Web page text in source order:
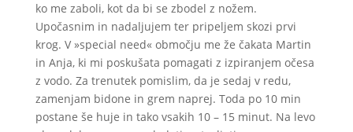
ko me zaboli, kot da bi se zbodel z nožem.
Upočasnim in nadaljujem ter pripeljem skozi prvi
krog. V »special need« območju me že čakata Martin
in Anja, ki mi poskušata pomagati z izpiranjem očesa
z vodo. Za trenutek pomislim, da je sedaj v redu,
zamenjam bidone in grem naprej. Toda po 10 min
postane še huje in tako vsakih 10 – 15 minut. Na levo